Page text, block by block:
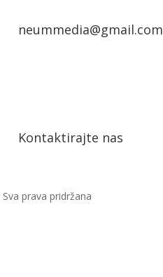
neummedia@gmail.com
Kontaktirajte nas
prava pridržana